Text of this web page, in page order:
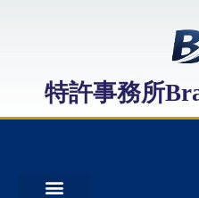
特許事務所